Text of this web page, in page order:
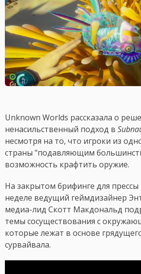
Unknown Worlds рассказала о
ненасильственный подход в
несмотря на то, что игроки из
страны "подавляющим
возможность крафтить оружие.
На закрытом брифинге для
неделе ведущий геймдизайнер
медиа-лид Скотт Макдональд
темы сосуществования с
которые лежат в основе
сурвайвала.